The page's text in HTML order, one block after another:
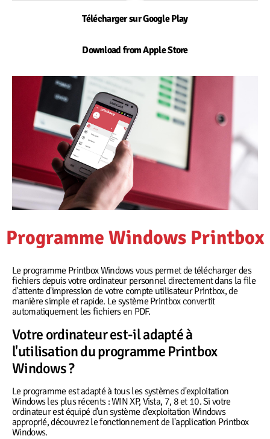
Télécharger sur Google Play
Download from Apple Store
Programme Windows Printbox
Le programme Printbox Windows vous permet de télécharger des
fichiers depuis votre ordinateur personnel directement dans la file
d'attente d'impression de votre compte utilisateur Printbox, de
manière simple et rapide. Le système Printbox convertit
automatiquement les fichiers en PDF.
Votre ordinateur est-il adapté à
l'utilisation du programme Printbox
Windows ?
Le programme est adapté à tous les systèmes d'exploitation
Windows les plus récents : WIN XP, Vista, 7, 8 et 10. Si votre
ordinateur est équipé d'un système d'exploitation Windows
approprié, découvrez le fonctionnement de l'application Printbox
Windows.